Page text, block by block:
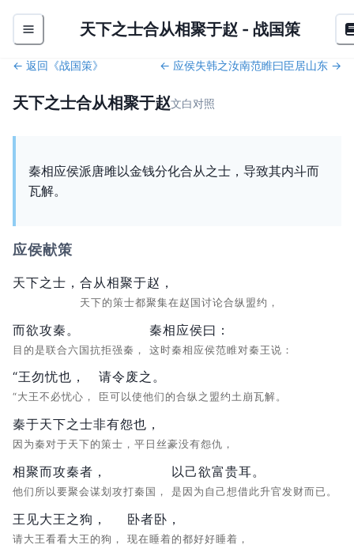
天下之士合从相聚于赵- 战国策
← 返回《战国策》 ← 应侯失韩之汝南范睢曰臣居山东 →
天下之士合从相聚于赵文白对照
秦相应侯派唐雎以金钱分化合从之士，导致其内斗而
瓦解。
应侯献策
天下之士， 合从相聚于赵，
天下的策士都聚集在赵国讨论合纵盟约，
而欲攻秦。
目的是联合六国抗拒强秦，
秦相应侯曰：
这时秦相应侯范睢对秦王说：
“王勿忧也，
“大王不必忧心，
请令废之。
臣可以使他们的合纵之盟约土崩瓦解。
秦于天下之士非有怨也，
因为秦对于天下的策士，平日丝豪没有怨仇，
相聚而攻秦者，
他们所以要聚会谋划攻打秦国，
以己欲富贵耳。
是因为自己想借此升官发财而已。
王见大王之狗，
请大王看看大王的狗，
卧者卧，
现在睡着的都好好睡着，